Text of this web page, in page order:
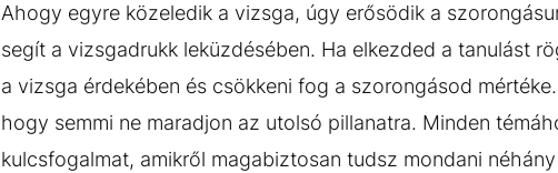
Ahogy egyre közeledik a vizsga, úgy erősödik a
segít a vizsgadrukk leküzdésében. Ha elkezded a tanulást
a vizsga érdekében és csökkeni fog a szorongásod
hogy semmi ne maradjon az utolsó pillanatra. Minden
kulcsfogalmat, amikről magabiztosan tudsz mondani